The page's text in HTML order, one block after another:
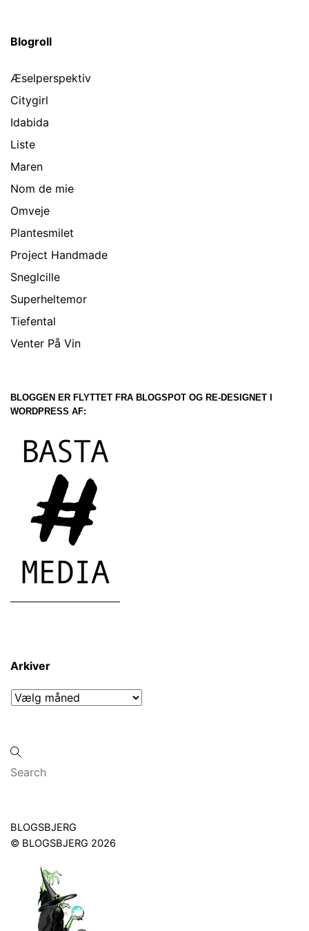
Blogroll
Æselperspektiv
Citygirl
Idabida
Liste
Maren
Nom de mie
Omveje
Plantesmilet
Project Handmade
Sneglcille
Superheltemor
Tiefental
Venter På Vin
BLOGGEN ER FLYTTET FRA BLOGSPOT OG RE-DESIGNET I
WORDPRESS AF:
Arkiver
Arkiver
Back
To
BLOGSBJERG
© BLOGSBJERG 2026